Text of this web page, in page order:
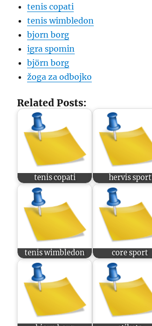
tenis copati
tenis wimbledon
bjorn borg
igra spomin
björn borg
žoga za odbojko
Related Posts:
tenis copati hervis sport
tenis wimbledon core sport